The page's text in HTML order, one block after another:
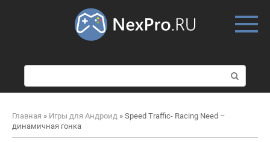
о
и
к
Главная » Игры для Андроид » Speed Traffic- Racing Need –
динамичная гонка